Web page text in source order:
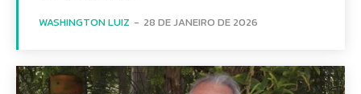
WASHINGTON LUIZ - 28 DE JANEIRO DE 2026